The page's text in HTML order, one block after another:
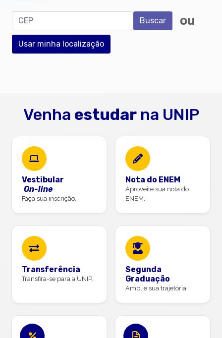
CEP Buscar ou
Usar minha localização
Venha estudarna UNIP
Vestibular
On-line
Faça sua inscrição.
Nota do ENEM
Aproveite sua nota do
ENEM.
Transferência
Transfira-se para a UNIP.
Segunda
Graduação
Amplie sua trajetória.